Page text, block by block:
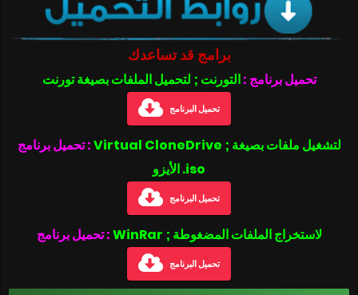
برامج قد تساعدك
تحميل برنامج :التورنت ; لتحميل الملفات بصيغة تورنت
تحميل البرنامج
تحميل برنامج :Virtual CloneDrive ; لتشغيل ملفات بصيغة
الأيزو .iso
تحميل البرنامج
تحميل برنامج : WinRar ; لاستخراج الملفات المضغوطة
تحميل البرنامج